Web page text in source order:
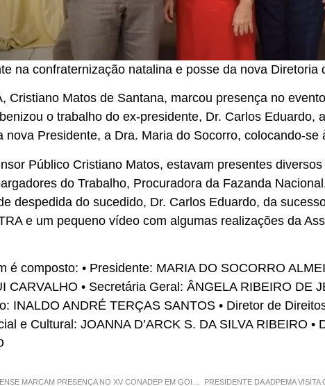
na confraternização natalina e posse da nova Diretoria
Cristiano Matos de Santana, marcou presença no
o trabalho do ex-presidente, Dr. Carlos Eduardo,
nova Presidente, a Dra. Maria do Socorro, colocando-
Público Cristiano Matos, estavam presentes
do Trabalho, Procuradora da Fazanda
despedida do sucedido, Dr. Carlos Eduardo, da
e um pequeno vídeo com algumas realizações da
é composto: • Presidente: MARIA DO SOCORRO
CARVALHO • Secretária Geral: ÂNGELA RIBEIRO DE
INALDO ANDRÉ TERÇAS SANTOS • Diretor de
e Cultural: JOANNA D’ARCK S. DA SILVA RIBEIRO